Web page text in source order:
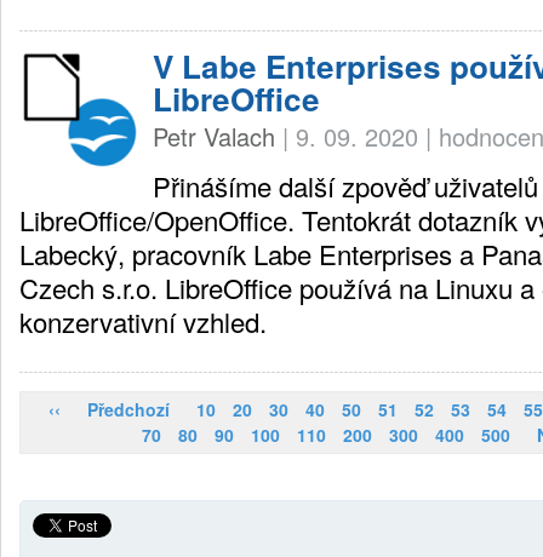
V Labe Enterprises
LibreOffice
Petr Valach | 9. 09. 2020 |
Přinášíme další zpověď uživatelů
LibreOffice/OpenOffice. Tentokrát dotazník
Labecký, pracovník Labe Enterprises a
Czech s.r.o. LibreOffice používá na Linuxu
konzervativní vzhled.
‹‹ Předchozí 10 20 30 40 50 51 52 53 54
55
70
80 90 100 110 200 300 400 500